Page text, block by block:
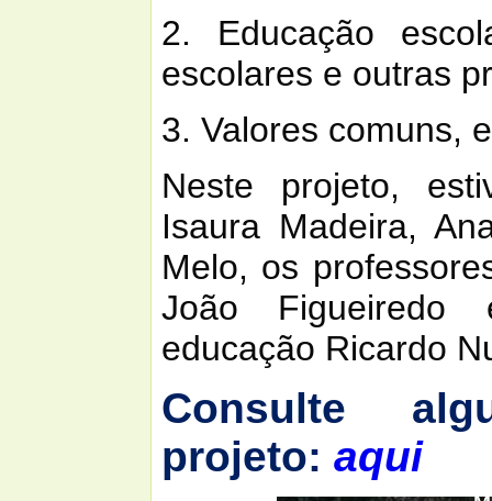
2. Educação
escolares e outras
3. Valores comuns,
Neste projeto,
Isaura Madeira,
Melo, os
João
educação Ricardo
Consulte
projeto: aqui